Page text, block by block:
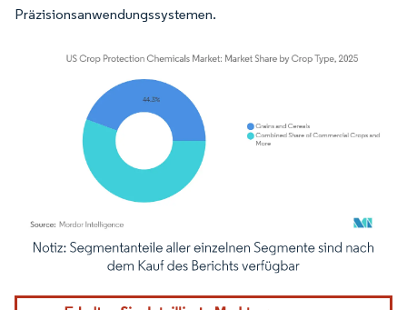
Präzisionsanwendungssystemen.
Bild © Mordor Intelligence. Wiederverwendung erfordert Namensnennung